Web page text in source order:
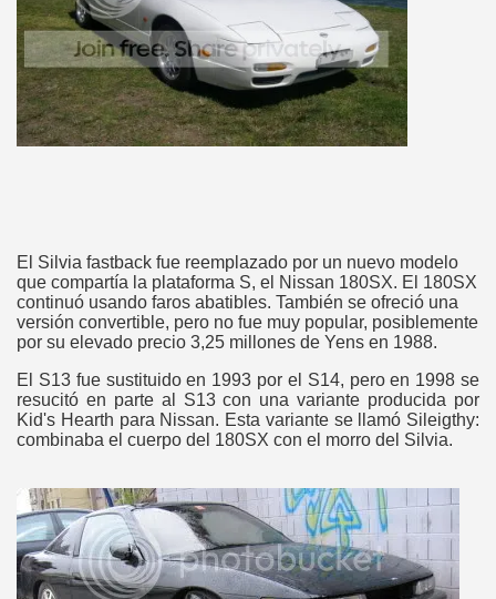
El Silvia fastback fue reemplazado por un nuevo modelo
que compartía la plataforma S, el Nissan 180SX. El 180SX
continuó usando faros abatibles. También se ofreció una
versión convertible, pero no fue muy popular, posiblemente
por su elevado precio 3,25 millones de Yens en 1988.
El S13 fue sustituido en 1993 por el S14, pero en 1998 se
resucitó en parte al S13 con una variante producida por
Kid's Hearth para Nissan. Esta variante se llamó Sileigthy:
combinaba el cuerpo del 180SX con el morro del Silvia.